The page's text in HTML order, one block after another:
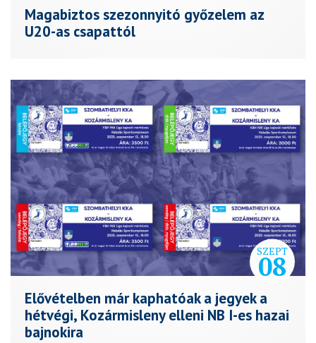
Magabiztos szezonnyitó győzelem az
U20-as csapattól
SZEPT
08
Elővételben már kaphatóak a jegyek a
hétvégi, Kozármisleny elleni NB I-es hazai
bajnokira